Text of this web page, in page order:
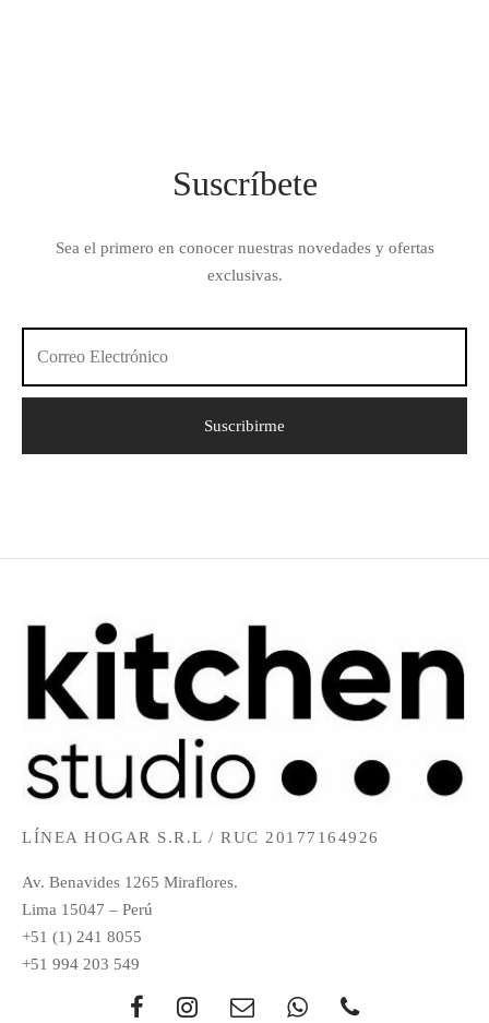
Suscríbete
Sea el primero en conocer nuestras novedades y ofertas
exclusivas.
LÍNEA HOGAR S.R.L / RUC 20177164926
Av. Benavides 1265 Miraflores.
Lima 15047 – Perú
+51 (1) 241 8055
+51 994 203 549